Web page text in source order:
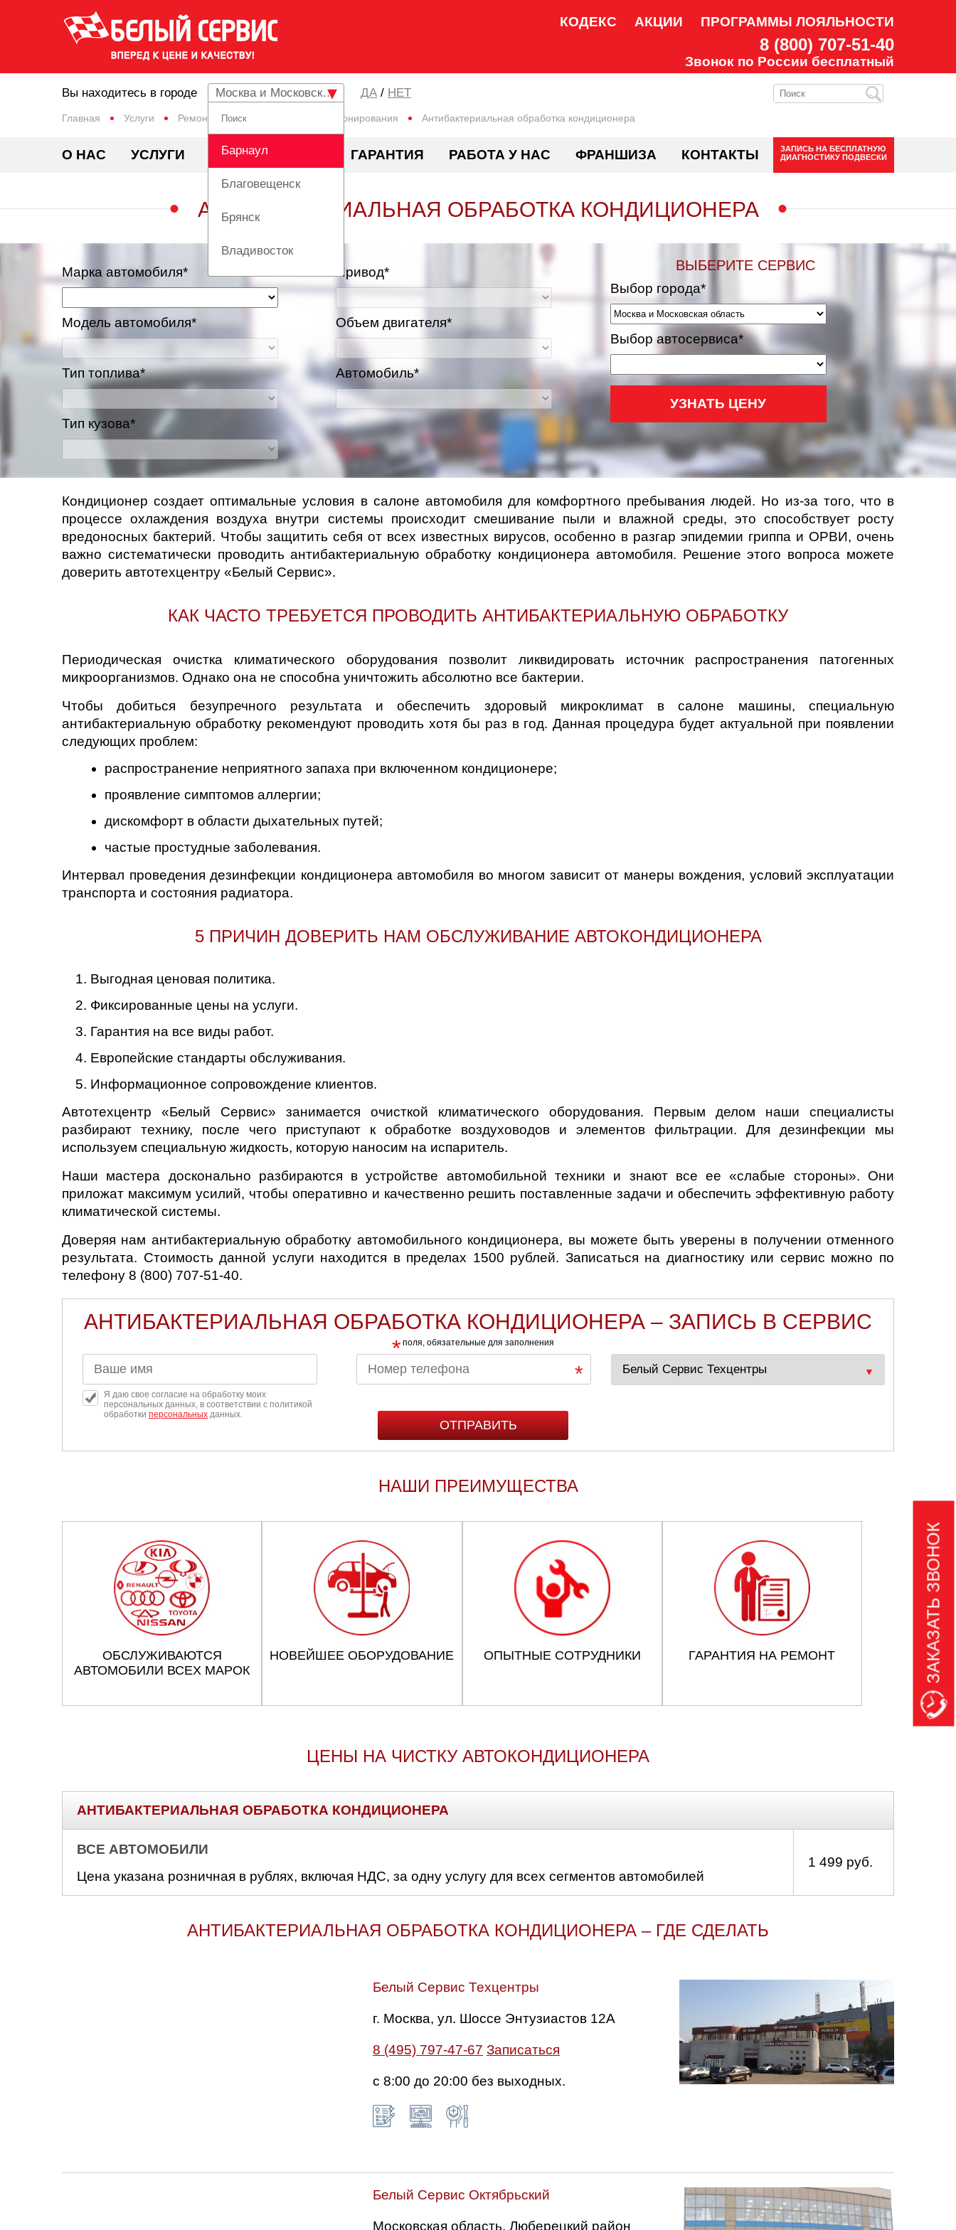
КОДЕКС АКЦИИ ПРОГРАММЫ ЛОЯЛЬНОСТИ
8 (800) 707-51-40
Звонок по России бесплатный
Главная Услуги Ремонт и заправка систем кондиционирования Антибактериальная обработка кондиционера
Вы находитесь в городе Москва и Московская область
Барнаул
Благовещенск
Брянск
Владивосток
Вологда
Красноярск
Москва и Московская область
Муравленко
Нижневартовск
Новосибирск
Одинцово
Пенза
Петрозаводск
Ростов-на-Дону
Саратов
Сочи
Сургут
Тольятти
Тула
Тюмень
Чебоксары
Череповец
Ярославль
/ НЕТ
О НАС УСЛУГИ ЦЕНЫ ГАРАНТИЯ РАБОТА У НАС ФРАНШИЗА КОНТАКТЫ ЗАПИСЬ НА БЕСПЛАТНУЮ
ДИАГНОСТИКУ ПОДВЕСКИ
АНТИБАКТЕРИАЛЬНАЯ ОБРАБОТКА КОНДИЦИОНЕРА
Марка автомобиля*
Модель автомобиля*
Тип топлива*
Тип кузова*
Привод*
Объем двигателя*
Автомобиль*
ВЫБЕРИТЕ СЕРВИС
Выбор города*
Выбор автосервиса*
УЗНАТЬ ЦЕНУ
Кондиционер создает оптимальные условия в салоне автомобиля для комфортного пребывания людей. Но из-за того, что в
процессе охлаждения воздуха внутри системы происходит смешивание пыли и влажной среды, это способствует росту
вредоносных бактерий. Чтобы защитить себя от всех известных вирусов, особенно в разгар эпидемии гриппа и ОРВИ, очень
важно систематически проводить антибактериальную обработку кондиционера автомобиля. Решение этого вопроса можете
доверить автотехцентру «Белый Сервис».
КАК ЧАСТО ТРЕБУЕТСЯ ПРОВОДИТЬ АНТИБАКТЕРИАЛЬНУЮ ОБРАБОТКУ
Периодическая очистка климатического оборудования позволит ликвидировать источник распространения патогенных
микроорганизмов. Однако она не способна уничтожить абсолютно все бактерии.
Чтобы добиться безупречного результата и обеспечить здоровый микроклимат в салоне машины, специальную
антибактериальную обработку рекомендуют проводить хотя бы раз в год. Данная процедура будет актуальной при появлении
следующих проблем:
распространение неприятного запаха при включенном кондиционере;
проявление симптомов аллергии;
дискомфорт в области дыхательных путей;
частые простудные заболевания.
Интервал проведения дезинфекции кондиционера автомобиля во многом зависит от манеры вождения, условий эксплуатации
транспорта и состояния радиатора.
5 ПРИЧИН ДОВЕРИТЬ НАМ ОБСЛУЖИВАНИЕ АВТОКОНДИЦИОНЕРА
Выгодная ценовая политика.
Фиксированные цены на услуги.
Гарантия на все виды работ.
Европейские стандарты обслуживания.
Информационное сопровождение клиентов.
Автотехцентр «Белый Сервис» занимается очисткой климатического оборудования. Первым делом наши специалисты
разбирают технику, после чего приступают к обработке воздуховодов и элементов фильтрации. Для дезинфекции мы
используем специальную жидкость, которую наносим на испаритель.
Наши мастера досконально разбираются в устройстве автомобильной техники и знают все ее «слабые стороны». Они
приложат максимум усилий, чтобы оперативно и качественно решить поставленные задачи и обеспечить эффективную работу
климатической системы.
Доверяя нам антибактериальную обработку автомобильного кондиционера, вы можете быть уверены в получении отменного
результата. Стоимость данной услуги находится в пределах 1500 рублей. Записаться на диагностику или сервис можно по
телефону 8 (800) 707-51-40.
АНТИБАКТЕРИАЛЬНАЯ ОБРАБОТКА КОНДИЦИОНЕРА – ЗАПИСЬ В СЕРВИС
* поля, обязательные для заполнения
Я даю свое согласие на обработку моих
персональных данных, в соответствии с политикой
обработки персональных данных.
НАШИ ПРЕИМУЩЕСТВА
ОБСЛУЖИВАЮТСЯ
АВТОМОБИЛИ ВСЕХ МАРОК
НОВЕЙШЕЕ ОБОРУДОВАНИЕ ОПЫТНЫЕ СОТРУДНИКИ ГАРАНТИЯ НА РЕМОНТ
ЦЕНЫ НА ЧИСТКУ АВТОКОНДИЦИОНЕРА
АНТИБАКТЕРИАЛЬНАЯ ОБРАБОТКА КОНДИЦИОНЕРА
ВСЕ АВТОМОБИЛИ
Цена указана розничная в рублях, включая НДС, за одну услугу для всех сегментов автомобилей
1 499 руб.
АНТИБАКТЕРИАЛЬНАЯ ОБРАБОТКА КОНДИЦИОНЕРА – ГДЕ СДЕЛАТЬ
Белый Сервис Техцентры
г. Москва, ул. Шоссе Энтузиастов 12А
8 (495) 797-47-67 Записаться
с 8:00 до 20:00 без выходных.
Белый Сервис Октябрьский
Московская область, Люберецкий район
ЗАКАЗАТЬ ЗВОНОК